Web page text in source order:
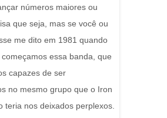
números maiores ou
que seja, mas se você ou
me dito em 1981 quando
essa banda, que
capazes de ser
no mesmo grupo que o Iron
teria nos deixados perplexos.